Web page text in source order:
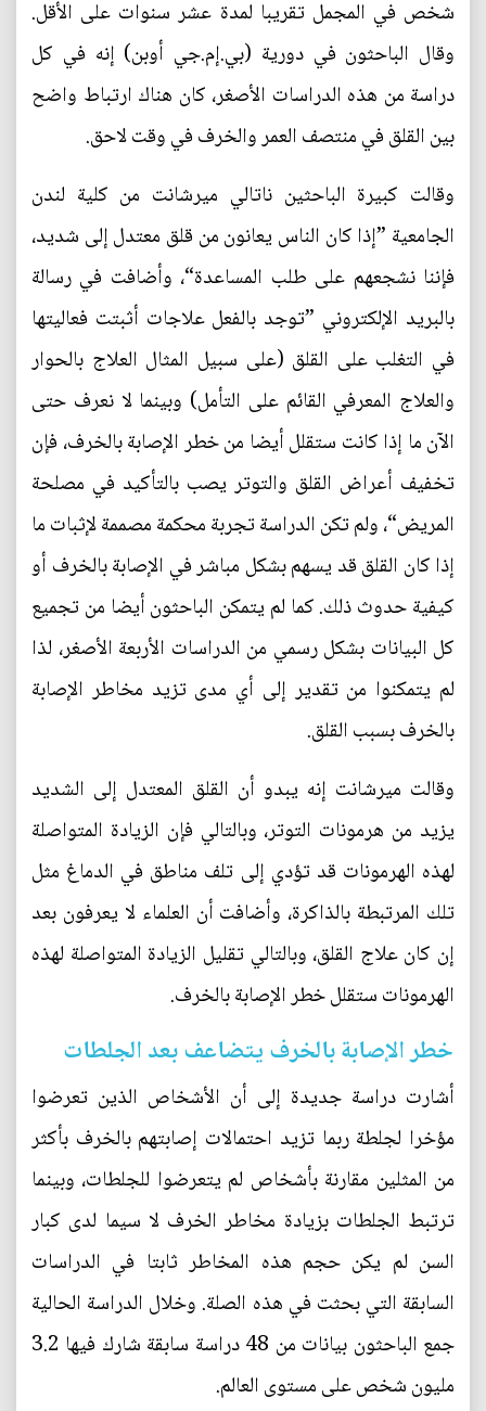
شخص في المجمل تقريبا لمدة عشر سنوات على الأقل.
وقال الباحثون في دورية (بي.إم.جي أوبن) إنه في كل
دراسة من هذه الدراسات الأصغر، كان هناك ارتباط واضح
بين القلق في منتصف العمر والخرف في وقت لاحق.
وقالت كبيرة الباحثين ناتالي ميرشانت من كلية لندن
الجامعية ”إذا كان الناس يعانون من قلق معتدل إلى شديد،
فإننا نشجعهم على طلب المساعدة“، وأضافت في رسالة
بالبريد الإلكتروني ”توجد بالفعل علاجات أثبتت فعاليتها
في التغلب على القلق (على سبيل المثال العلاج بالحوار
والعلاج المعرفي القائم على التأمل) وبينما لا نعرف حتى
الآن ما إذا كانت ستقلل أيضا من خطر الإصابة بالخرف، فإن
تخفيف أعراض القلق والتوتر يصب بالتأكيد في مصلحة
المريض“، ولم تكن الدراسة تجربة محكمة مصممة لإثبات ما
إذا كان القلق قد يسهم بشكل مباشر في الإصابة بالخرف أو
كيفية حدوث ذلك. كما لم يتمكن الباحثون أيضا من تجميع
كل البيانات بشكل رسمي من الدراسات الأربعة الأصغر، لذا
لم يتمكنوا من تقدير إلى أي مدى تزيد مخاطر الإصابة
بالخرف بسبب القلق.
وقالت ميرشانت إنه يبدو أن القلق المعتدل إلى الشديد
يزيد من هرمونات التوتر، وبالتالي فإن الزيادة المتواصلة
لهذه الهرمونات قد تؤدي إلى تلف مناطق في الدماغ مثل
تلك المرتبطة بالذاكرة، وأضافت أن العلماء لا يعرفون بعد
إن كان علاج القلق، وبالتالي تقليل الزيادة المتواصلة لهذه
الهرمونات ستقلل خطر الإصابة بالخرف.
خطر الإصابة بالخرف يتضاعف بعد الجلطات
أشارت دراسة جديدة إلى أن الأشخاص الذين تعرضوا
مؤخرا لجلطة ربما تزيد احتمالات إصابتهم بالخرف بأكثر
من المثلين مقارنة بأشخاص لم يتعرضوا للجلطات، وبينما
ترتبط الجلطات بزيادة مخاطر الخرف لا سيما لدى كبار
السن لم يكن حجم هذه المخاطر ثابتا في الدراسات
السابقة التي بحثت في هذه الصلة. وخلال الدراسة الحالية
جمع الباحثون بيانات من 48 دراسة سابقة شارك فيها 3.2
مليون شخص على مستوى العالم.